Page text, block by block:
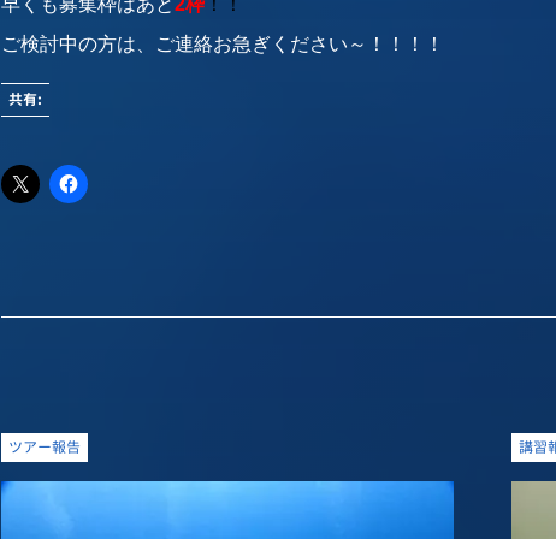
早くも募集枠はあと2枠！！
ご検討中の方は、ご連絡お急ぎください～！！！！
共有:
ツアー報告 講習